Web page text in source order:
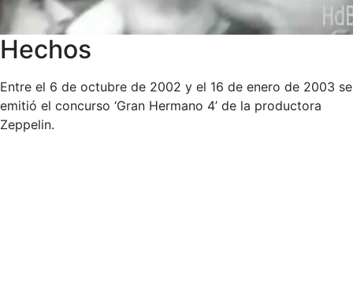
Hechos
Entre el 6 de octubre de 2002 y el 16 de enero de 2003 se
emitió el concurso ‘Gran Hermano 4’ de la productora
Zeppelin.